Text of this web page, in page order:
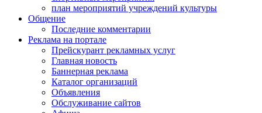
план мероприятий учреждений культуры
Общение
Последние комментарии
Реклама на портале
Прейскурант рекламных услуг
Главная новость
Баннерная реклама
Каталог организаций
Объявления
Обслуживание сайтов